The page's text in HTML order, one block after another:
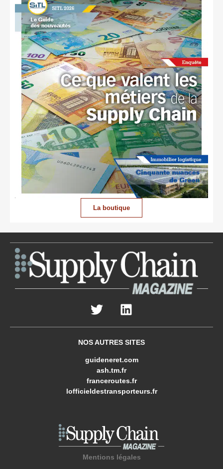
La boutique
NOS AUTRES SITES
guideneret.com
ash.tm.fr
franceroutes.fr
lofficieldestransporteurs.fr
Mentions légales